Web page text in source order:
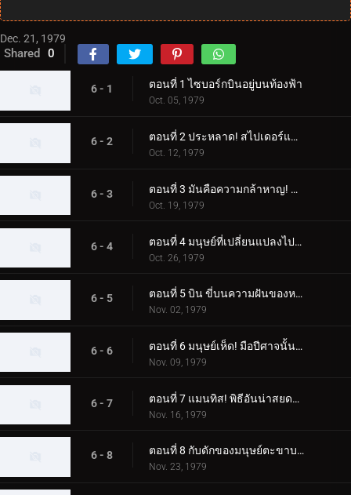
Dec. 21, 1979
Shared 0
6 - 1 ตอนที่ 1 ไซบอร์กบินอยู่บนท้องฟ้า
Oct. 05, 1979
6 - 2 ตอนที่ 2 ประหลาด! สไปเดอร์แมน
Oct. 12, 1979
6 - 3 ตอนที่ 3 มันคือความกล้าหาญ! ความกลัวของขลุ่ยค้างคาว
Oct. 19, 1979
6 - 4 ตอนที่ 4 มนุษย์ที่เปลี่ยนแปลงไปสองคน ไรเดอร์ผู้โกรธแค้นแตกสลาย
Oct. 26, 1979
6 - 5 ตอนที่ 5 บิน ขี่บนความฝันของหญิงสาว
Nov. 02, 1979
6 - 6 ตอนที่ 6 มนุษย์เห็ด! มือปีศาจนั้นเย็นชา
Nov. 09, 1979
6 - 7 ตอนที่ 7 แมนทิส! พิธีอันน่าสยดสยอง
Nov. 16, 1979
6 - 8 ตอนที่ 8 กับดักของมนุษย์ตะขาบ! ห้องผ่าตัดลึกลับ
Nov. 23, 1979